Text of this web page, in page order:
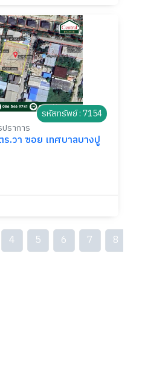
รหัสทรัพย์ : 7154
ราการ
.วา ซอย เทศบาลบางปู
4 5 6 7 8